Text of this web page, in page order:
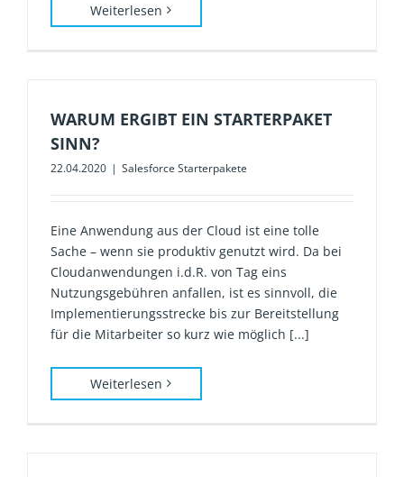
Weiterlesen
WARUM ERGIBT EIN STARTERPAKET
SINN?
22.04.2020 | Salesforce Starterpakete
Eine Anwendung aus der Cloud ist eine tolle
Sache – wenn sie produktiv genutzt wird. Da bei
Cloudanwendungen i.d.R. von Tag eins
Nutzungsgebühren anfallen, ist es sinnvoll, die
Implementierungsstrecke bis zur Bereitstellung
für die Mitarbeiter so kurz wie möglich [...]
Weiterlesen